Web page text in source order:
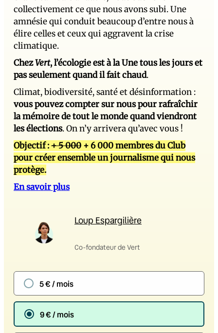
collectivement ce que nous avons subi. Une
amnésie qui conduit beaucoup d’entre nous à
élire celles et ceux qui aggravent la crise
climatique.
ChezVert, l’écologie est à la Une tous les jours et
pas seulement quand il fait chaud.
Climat, biodiversité, santé et désinformation :
vous pouvez compter sur nous pour rafraîchir
la mémoire de tout le monde quand viendront
les élections. On n’y arrivera qu’avec vous !
Objectif :+ 5 000 + 6 000 membres du Club
pour créer ensemble un journalisme qui nous
protège.
En savoir plus
Loup Espargilière
Co-fondateur de Vert
5 € / mois
9 € / mois